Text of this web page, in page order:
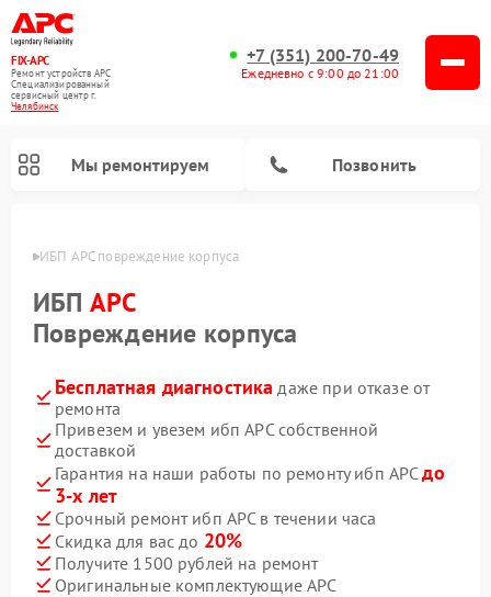
FIX-APC
Ремонт устройств APC
Специализированный
cервисный центр г.
Челябинск
+7 (351) 200-70-49
Ежедневно с 9:00 до 21:00
Мы ремонтируем Позвонить
ИБП APC повреждение корпуса
ИБП APC
Повреждение корпуса
Бесплатная диагностика даже при отказе от
ремонта
Привезем и увезем ибп APC собственной
доставкой
Гарантия на наши работы по ремонту ибп APCдо
3-х лет
Срочный ремонт ибп APC в течении часа
Скидка для вас до 20%
Получите 1500 рублей на ремонт
Оригинальные комплектующие APC